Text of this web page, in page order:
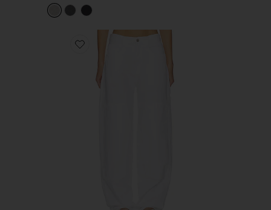
Favorite ШИРОКИЕ БРЮКИ LARIA